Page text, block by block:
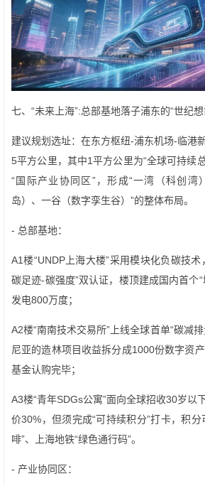
七、“未来上海”:总部基地落子浦东的“世纪想
建议规划选址：在东方枢纽-浦东机场-临港
5平方公里，其中1平方公里为“全球可持续
“国际产业协同区”，形成“一湾（科创湾
岛）、一谷（数字孪生谷）”的整体布局。
- 总部基地：
A1楼“UNDP上海大楼”采用模块化负碳技术
碳足迹-碳强度”双认证，楼顶建成国内首个
发电800万度；
A2楼“南南技术交易所”上线全球首单“碳减
尼亚的造林项目收益拆分成1000份数字资
基金认购完毕；
A3楼“青年SDGs公寓”面向全球招收30岁以
价30%，但须完成“可持续积分”打卡，积
啡”、上海地铁“绿色通行码”。
- 产业协同区：